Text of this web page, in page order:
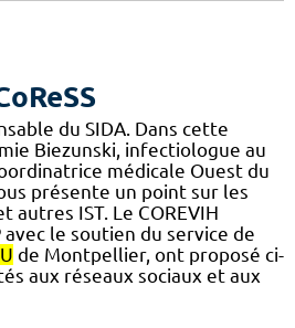
du SIDA. Dans cette
Biezunski, infectiologue au
médicale Ouest du
présente un point sur les
autres IST. Le COREVIH
avec le soutien du service de
de Montpellier, ont proposé ci-
aux réseaux sociaux et aux